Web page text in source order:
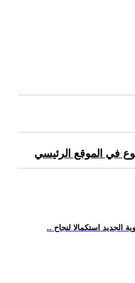
في الموقع الرئيسي
الجديد استكمالا لنجاح